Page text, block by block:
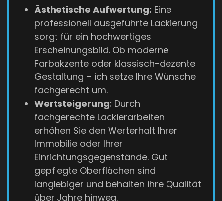
Ästhetische Aufwertung: Eine
professionell ausgeführte Lackierung
sorgt für ein hochwertiges
Erscheinungsbild. Ob moderne
Farbakzente oder klassisch-dezente
Gestaltung – ich setze Ihre Wünsche
fachgerecht um.
Wertsteigerung: Durch
fachgerechte Lackierarbeiten
erhöhen Sie den Werterhalt Ihrer
Immobilie oder Ihrer
Einrichtungsgegenstände. Gut
gepflegte Oberflächen sind
langlebiger und behalten ihre Qualität
über Jahre hinweg.